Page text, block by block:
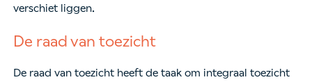
verschiet liggen.
De raad van toezicht
De raad van toezicht heeft de taak om integraal toezicht